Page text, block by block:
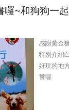
囉~和狗狗一
感謝黃金
特別介紹
好玩的地
嘗喔